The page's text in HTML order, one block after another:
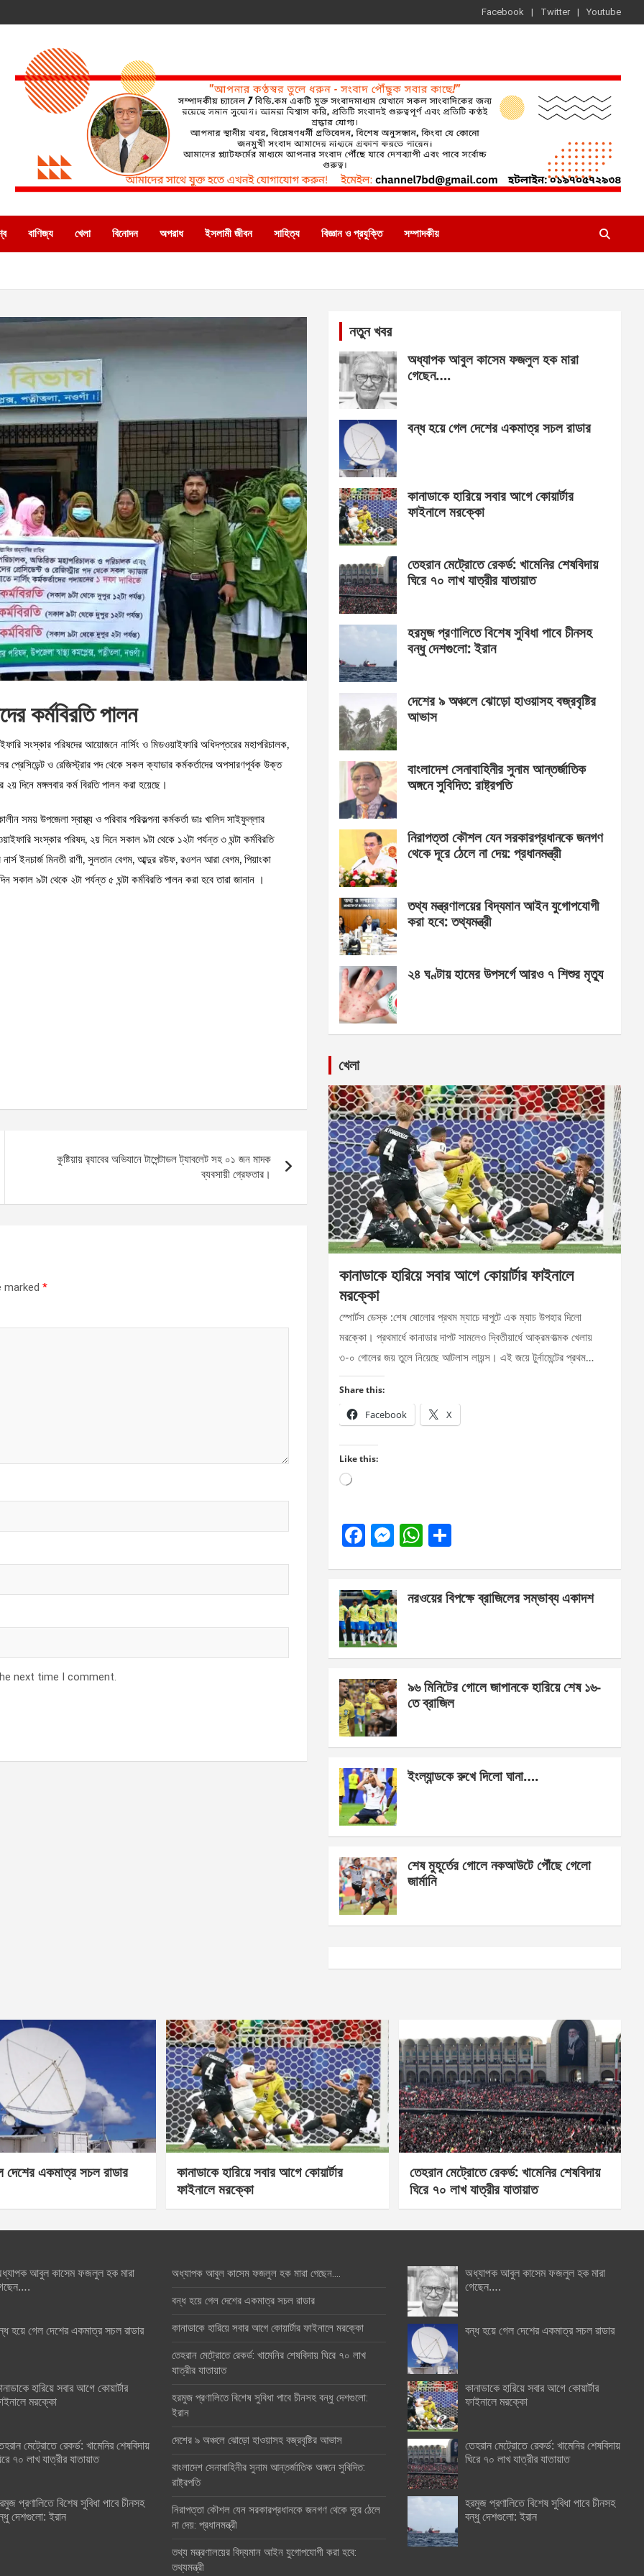
Facebook Twitter Youtube
বাণিজ্য খেলা বিনোদন অপরাধ ইসলামী জীবন সাহিত্য বিজ্ঞান ও প্রযুক্তি সম্পাদকীয়
কর্মবিরতি পালন
সংস্কার পরিষদের আয়োজনে নার্সিং ও মিডওয়াইফারি অধিদপ্তরের মহাপরিচালক,
প্রেসিডেন্ট ও রেজিস্ট্রার পদ থেকে সকল ক্যাডার কর্মকর্তাদের অপসারণপূর্বক উক্ত
২য় দিনে মঙ্গলবার কর্ম বিরতি পালন করা হয়েছে।
সময় উপজেলা স্বাস্থ্য ও পরিবার পরিকল্পনা কর্মকর্তা ডাঃ খালিদ সাইফুল্লার
সংস্কার পরিষদ, ২য় দিনে সকাল ৯টা থেকে ১২টা পর্যন্ত ৩ ঘন্টা কর্মবিরতি
ইনচার্জ মিনতী রাণী, সুলতান বেগম, আব্দুর রউফ, রওশন আরা বেগম, পিয়াংকা
সকাল ৯টা থেকে ২টা পর্যন্ত ৫ ঘন্টা কর্মবিরতি পালন করা হবে তারা জানান ।
কুষ্টিয়ায় র‌্যাবের অভিযানে টাপেন্টাডল ট্যাবলেট সহ ০১ জন মাদক
ব্যবসায়ী গ্রেফতার।
marked *
next time I comment.
নতুন খবর
অধ্যাপক আবুল কাসেম ফজলুল হক মারা
গেছেন….
বন্ধ হয়ে গেল দেশের একমাত্র সচল রাডার
কানাডাকে হারিয়ে সবার আগে কোয়ার্টার
ফাইনালে মরক্কো
তেহরান মেট্রোতে রেকর্ড: খামেনির শেষবিদায়
ঘিরে ৭০ লাখ যাত্রীর যাতায়াত
হরমুজ প্রণালিতে বিশেষ সুবিধা পাবে চীনসহ
বন্ধু দেশগুলো: ইরান
দেশের ৯ অঞ্চলে ঝোড়ো হাওয়াসহ বজ্রবৃষ্টির
আভাস
বাংলাদেশ সেনাবাহিনীর সুনাম আন্তর্জাতিক
অঙ্গনে সুবিদিত: রাষ্ট্রপতি
নিরাপত্তা কৌশল যেন সরকারপ্রধানকে জনগণ
থেকে দূরে ঠেলে না দেয়: প্রধানমন্ত্রী
তথ্য মন্ত্রণালয়ের বিদ্যমান আইন যুগোপযোগী
করা হবে: তথ্যমন্ত্রী
২৪ ঘণ্টায় হামের উপসর্গে আরও ৭ শিশুর মৃত্যু
খেলা
কানাডাকে হারিয়ে সবার আগে কোয়ার্টার ফাইনালে
মরক্কো
স্পোর্টস ডেস্ক :শেষ ষোলোর প্রথম ম্যাচে দাপুটে এক ম্যাচ উপহার দিলো
মরক্কো। প্রথমার্ধে কানাডার দাপট সামলেও দ্বিতীয়ার্ধে আক্রমণাত্মক খেলায়
৩-০ গোলের জয় তুলে নিয়েছে আটলাস লায়ন্স। এই জয়ে টুর্নামেন্টের প্রথম…
Share this:
Facebook X
Like this:
Loading…
F
b
o
o
k
M
n
g
er
W
s
e
নরওয়ের বিপক্ষে ব্রাজিলের সম্ভাব্য একাদশ
৯৬ মিনিটের গোলে জাপানকে হারিয়ে শেষ ১৬-
তে ব্রাজিল
ইংল্যান্ডকে রুখে দিলো ঘানা….
শেষ মুহূর্তের গোলে নকআউটে পৌঁছে গেলো
জার্মানি
দেশের একমাত্র সচল রাডার
কানাডাকে হারিয়ে সবার আগে কোয়ার্টার
ফাইনালে মরক্কো
তেহরান মেট্রোতে রেকর্ড: খামেনির শেষবিদায়
ঘিরে ৭০ লাখ যাত্রীর যাতায়াত
আবুল কাসেম ফজলুল হক মারা
হয়ে গেল দেশের একমাত্র সচল রাডার
হারিয়ে সবার আগে কোয়ার্টার
মরক্কো
মেট্রোতে রেকর্ড: খামেনির শেষবিদায়
৭০ লাখ যাত্রীর যাতায়াত
প্রণালিতে বিশেষ সুবিধা পাবে চীনসহ
দেশগুলো: ইরান
অধ্যাপক আবুল কাসেম ফজলুল হক মারা গেছেন….
বন্ধ হয়ে গেল দেশের একমাত্র সচল রাডার
কানাডাকে হারিয়ে সবার আগে কোয়ার্টার ফাইনালে মরক্কো
তেহরান মেট্রোতে রেকর্ড: খামেনির শেষবিদায় ঘিরে ৭০ লাখ
যাত্রীর যাতায়াত
হরমুজ প্রণালিতে বিশেষ সুবিধা পাবে চীনসহ বন্ধু দেশগুলো:
ইরান
দেশের ৯ অঞ্চলে ঝোড়ো হাওয়াসহ বজ্রবৃষ্টির আভাস
বাংলাদেশ সেনাবাহিনীর সুনাম আন্তর্জাতিক অঙ্গনে সুবিদিত:
রাষ্ট্রপতি
নিরাপত্তা কৌশল যেন সরকারপ্রধানকে জনগণ থেকে দূরে ঠেলে
না দেয়: প্রধানমন্ত্রী
তথ্য মন্ত্রণালয়ের বিদ্যমান আইন যুগোপযোগী করা হবে:
তথ্যমন্ত্রী
অধ্যাপক আবুল কাসেম ফজলুল হক মারা
গেছেন….
বন্ধ হয়ে গেল দেশের একমাত্র সচল রাডার
কানাডাকে হারিয়ে সবার আগে কোয়ার্টার
ফাইনালে মরক্কো
তেহরান মেট্রোতে রেকর্ড: খামেনির শেষবিদায়
ঘিরে ৭০ লাখ যাত্রীর যাতায়াত
হরমুজ প্রণালিতে বিশেষ সুবিধা পাবে চীনসহ
বন্ধু দেশগুলো: ইরান